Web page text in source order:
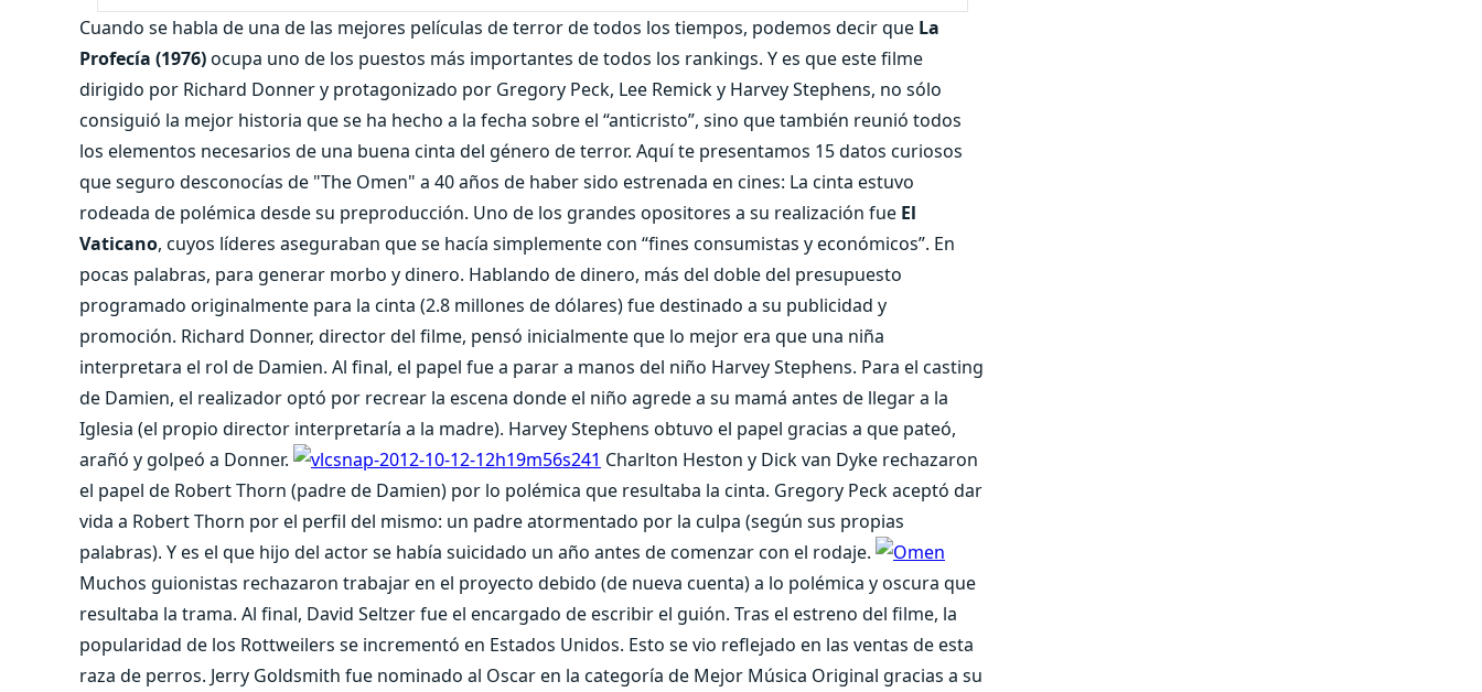
Cuando se habla de una de las mejores películas de terror de todos los tiempos, podemos decir que La
Profecía (1976)ocupa uno de los puestos más importantes de todos los rankings. Y es que este filme
dirigido por Richard Donner y protagonizado por Gregory Peck, Lee Remick y Harvey Stephens, no sólo
consiguió la mejor historia que se ha hecho a la fecha sobre el “anticristo”, sino que también reunió todos
los elementos necesarios de una buena cinta del género de terror. Aquí te presentamos 15 datos curiosos
que seguro desconocías de "The Omen" a 40 años de haber sido estrenada en cines: La cinta estuvo
rodeada de polémica desde su preproducción. Uno de los grandes opositores a su realización fue El
Vaticano, cuyos líderes aseguraban que se hacía simplemente con “fines consumistas y económicos”. En
pocas palabras, para generar morbo y dinero. Hablando de dinero, más del doble del presupuesto
programado originalmente para la cinta (2.8 millones de dólares) fue destinado a su publicidad y
promoción. Richard Donner, director del filme, pensó inicialmente que lo mejor era que una niña
interpretara el rol de Damien. Al final, el papel fue a parar a manos del niño Harvey Stephens. Para el casting
de Damien, el realizador optó por recrear la escena donde el niño agrede a su mamá antes de llegar a la
Iglesia (el propio director interpretaría a la madre). Harvey Stephens obtuvo el papel gracias a que pateó,
arañó y golpeó a Donner.
Charlton Heston y Dick van Dyke rechazaron
el papel de Robert Thorn (padre de Damien) por lo polémica que resultaba la cinta. Gregory Peck aceptó dar
vida a Robert Thorn por el perfil del mismo: un padre atormentado por la culpa (según sus propias
palabras). Y es el que hijo del actor se había suicidado un año antes de comenzar con el rodaje.
Muchos guionistas rechazaron trabajar en el proyecto debido (de nueva cuenta) a lo polémica y oscura que
resultaba la trama. Al final, David Seltzer fue el encargado de escribir el guión. Tras el estreno del filme, la
popularidad de los Rottweilers se incrementó en Estados Unidos. Esto se vio reflejado en las ventas de esta
raza de perros. Jerry Goldsmith fue nominado al Oscar en la categoría de Mejor Música Original gracias a su